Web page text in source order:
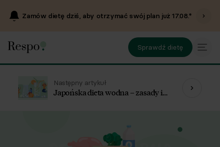
Zamów dietę dziś, aby otrzymać swój plan już17.08.*
Sprawdź dietę
Następny artykuł
Japońska dieta wodna – zasady i